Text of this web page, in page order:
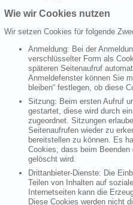
Wie wir Cookies nutzen
Wir setzen Cookies für folgende
Anmeldung: Bei der
verschlüsselter Form als
späteren Seitenaufruf
Anmeldefenster können Sie
bleiben“ festlegen, ob diese
Sitzung: Beim ersten Aufruf
gestartet, diese wird durch
zugeordnet. Sitzungen
Seitenaufrufen wieder zu
bereitstellen zu können. Es
Cookies, dass beim
gelöscht wird.
Drittanbieter-Dienste: Die
Teilen von Inhalten auf
Internetseiten kann die
Diese Cookies werden nicht